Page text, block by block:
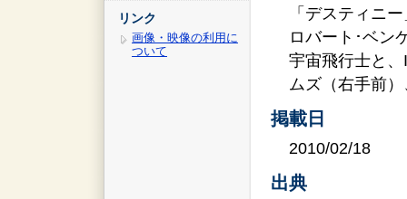
リンク
画像・映像の利用に
ついて
「デスティニ
ロバート･ベン
宇宙飛行士と
ムズ（右手前
掲載日
2010/02/18
出典